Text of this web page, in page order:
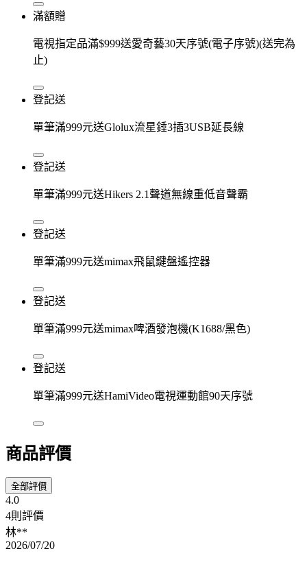
滿額贈
電視指定品滿$999送愛奇藝30天序號(電子序號)(送完為
止)
登記送
單筆滿999元送Glolux流星錘3插3USB延長線
登記送
單筆滿999元送Hikers 2.1聲道無線重低音聲霸
登記送
單筆滿999元送mimax飛鼠鍵盤遙控器
登記送
單筆滿999元送mimax啤酒發泡機(K1688/黑色)
登記送
單筆滿999元送HamiVideo電視運動館90天序號
商品評價
全部評價
4.0
4則評價
林**
2026/07/20